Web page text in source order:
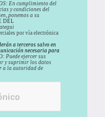
: En cumplimiento del
y condiciones del
ponemos a su
DEL
por vía electrónica
a terceros salvo en
necesaria para
Puede ejercer sus
y suprimir los datos
a la autoridad de